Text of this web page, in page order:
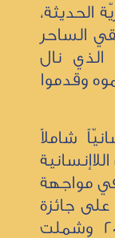
الحديثة،
الساحر
الذي نال
وقدموا
شاملاً
في مواجهة
على جائزة
ناجي النعمان الثقافيّة عام 2009 وشملت